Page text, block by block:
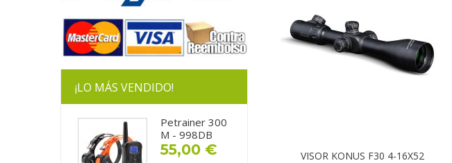
¡LO MÁS VENDIDO!
Petrainer 300
M - 998DB
55,00 € VISOR KONUS F30 4-16X52